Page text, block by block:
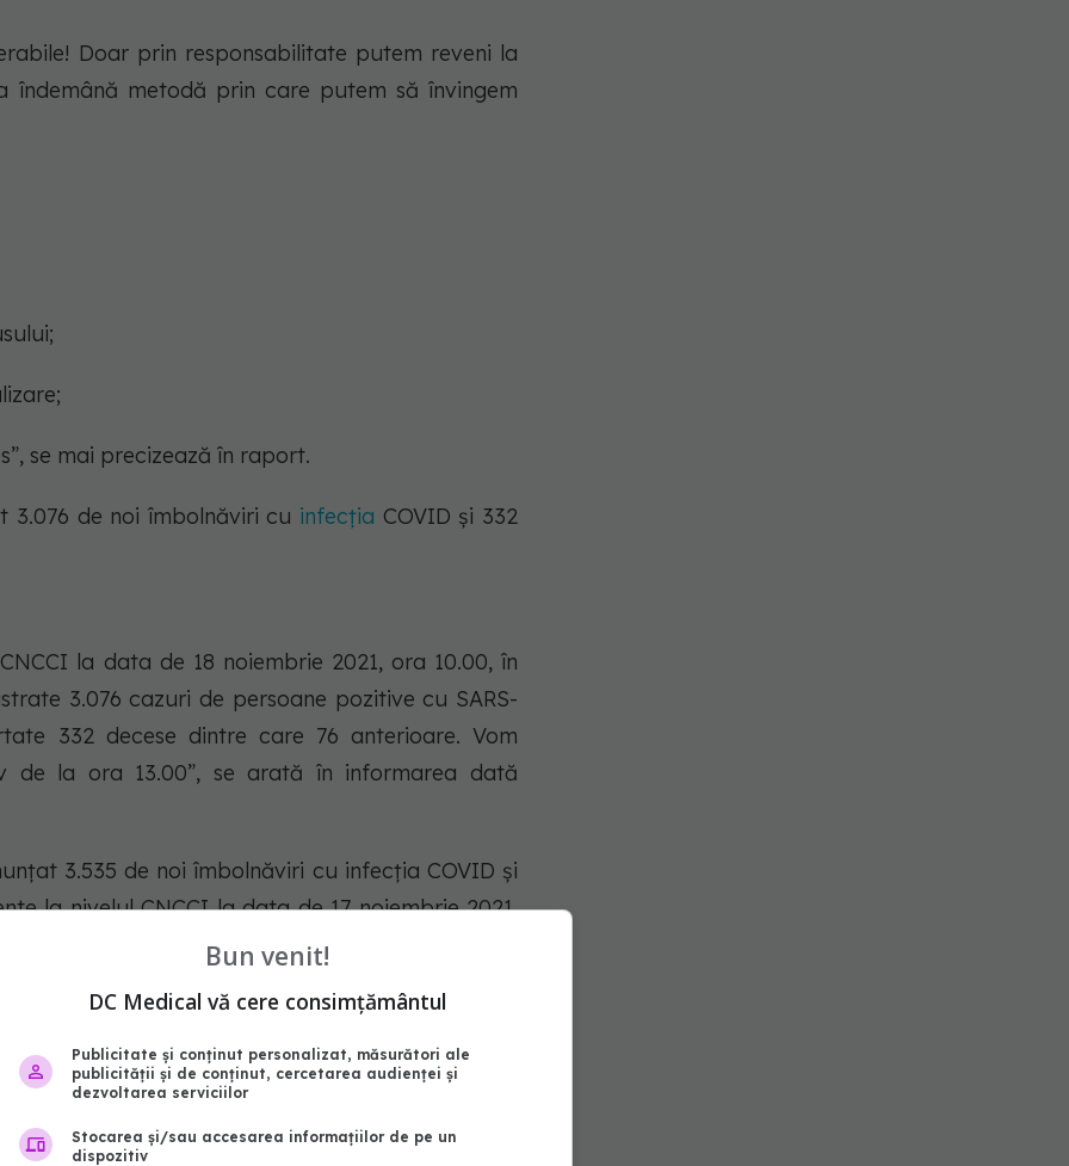
Doar prin responsabilitate putem reveni la
îndemână metodă prin care putem să învingem
se mai precizează în raport.
3.076 de noi îmbolnăviri cu infecția COVID și 332
la data de 18 noiembrie 2021, ora 10.00, în
3.076 cazuri de persoane pozitive cu SARS-
332 decese dintre care 76 anterioare. Vom
de la ora 13.00”, se arată în informarea dată
3.535 de noi îmbolnăviri cu infecția COVID și
la nivelul CNCCI la data de 17 noiembrie 2021,
înregistrate 3.535 cazuri de persoane pozitive
raportate 350 decese dintre care 51 anterioare.
de la ora 13.00”, se arată în informarea dată
orei 11.00.
au raportat 4.128 de noi cazuri COVID și 397 de
Bun venit!
DC Medical vă cere consimțământul
Publicitate și conținut personalizat, măsurători ale
publicității și de conținut, cercetarea audienței și
dezvoltarea serviciilor
Stocarea și/sau accesarea informațiilor de pe un
dispozitiv